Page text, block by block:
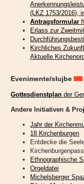
(LKZ 1753/2016),
Antragsformular
Erlass zur
Kirchliches
Aktuelle
Evenimente/slujbe
Gottesdienstplan der
Andere Initiativen &
Jahr der
18 Kirchenburgen
Entdecke die
Kirchenburgenpass
Ethnographische
Orgeldatei
Michelsberger